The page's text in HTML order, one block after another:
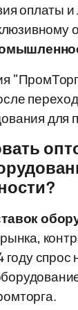
оплаты и
для
году спрос